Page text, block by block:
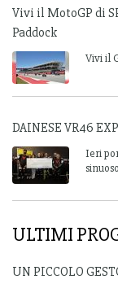
Vivi il MotoGP di
Paddock
Vivi il
DAINESE VR46
Ieri
ULTIMI
UN PICCOLO